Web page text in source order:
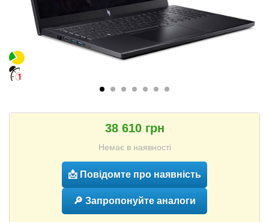
38 610 грн
Немає в наявності
📩 Повідомте про наявність
🔎 Запропонуйте аналоги